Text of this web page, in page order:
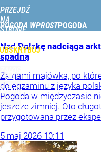
PRZEJDŹ
NA
STRONĘ
WPROST.PL
POGODA WPROST
ZALOGUJ
MENU
Nad Polskę nadciąga
spadną
Za nami majówka, po
do egzaminu z języka
Pogoda w międzyczasie
jeszcze zimniej. Oto
przygotowana przez
5 maj 2026 10:11